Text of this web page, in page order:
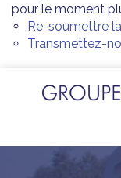
pour le moment
Re-soumettre
Transmettez-